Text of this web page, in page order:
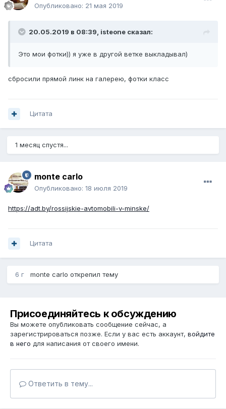
Опубликовано: 21 мая 2019
20.05.2019 в 08:39, isteone сказал:
Это мои фотки)) я уже в другой ветке выкладывал)
сбросили прямой линк на галерею, фотки класс
Цитата
1 месяц спустя...
monte carlo
Опубликовано: 18 июля 2019
https://adt.by/rossijskie-avtomobili-v-minske/
Цитата
6 г monte carlo открепил тему
Присоединяйтесь к обсуждению
Вы можете опубликовать сообщение сейчас, а
зарегистрироваться позже. Если у вас есть аккаунт, войдите
в него для написания от своего имени.
Ответить в тему...